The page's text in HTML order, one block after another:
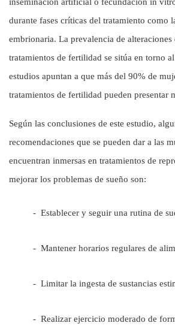
durante fases críticas del tratamiento como
embrionaria. La prevalencia de alteraciones
tratamientos de fertilidad se sitúa en torno
estudios apuntan a que más del 90% de
tratamientos de fertilidad pueden presentar
Según las conclusiones de este estudio,
recomendaciones que se pueden dar a las
encuentran inmersas en tratamientos de
mejorar los problemas de sueño son:
- Establecer y seguir una rutina de
- Mantener horarios regulares de
- Limitar la ingesta de sustancias
- Realizar ejercicio moderado de